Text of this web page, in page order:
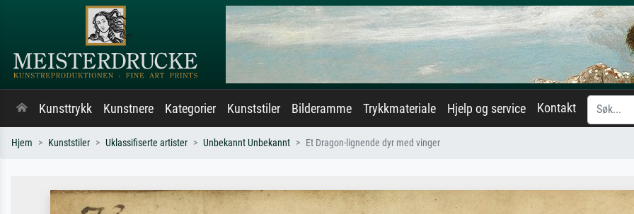
Kunsttrykk Kunstnere Kategorier Kunststiler Bilderamme Trykkmateriale Hjelp og service Kontakt
Hjem Kunststiler Uklassifiserte artister Unbekannt Unbekannt Et Dragon-lignende dyr med vinger